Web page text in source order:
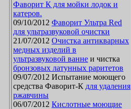
Фаворит К для мойки лодок и
катеров.
09/10/2012 Фаворит Ультра Red
для ультразвуковой очистки
21/07/2012 Очистка антикварных
медных изделий в
ультразвуковой ванне и чистка
бронзовых латунных раритетов
09/07/2012 Испытание моющего
средства Фаворит-К для удаления
ржавчины
06/07/2012 Кислотные моющие